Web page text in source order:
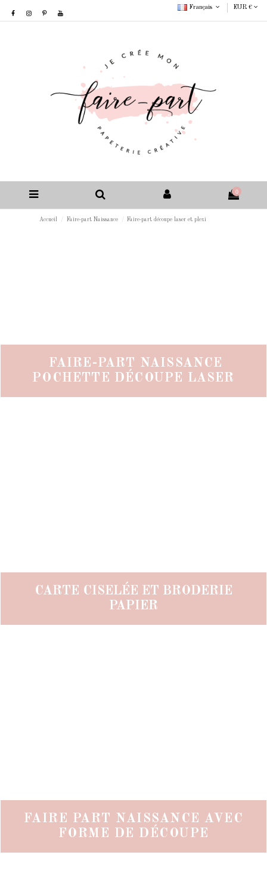
Français EUR €
0
Accueil Faire-part Naissance Faire-part découpe laser et plexi
FAIRE-PART NAISSANCE
POCHETTE DÉCOUPE LASER
CARTE CISELÉE ET BRODERIE
PAPIER
FAIRE PART NAISSANCE AVEC
FORME DE DÉCOUPE